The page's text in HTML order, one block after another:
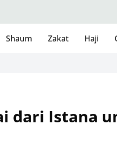
Shaum Zakat Haji
dari Istana